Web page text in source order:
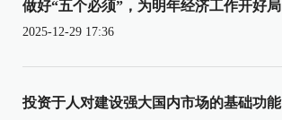
做好“五个必须”，为明年经济工作开好局
2025-12-29 17:36
投资于人对建设强大国内市场的基础功能